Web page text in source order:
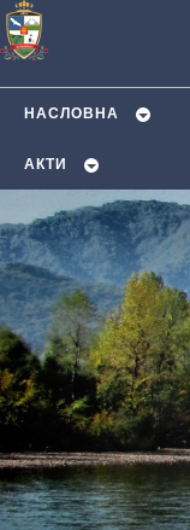
НАСЛОВНА
АКТИ